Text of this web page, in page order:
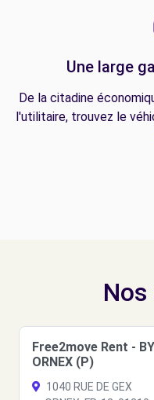
Une large
De la citadine
l'utilitaire, trouvez le
Free2move Rent -
ORNEX (P)
1040 RUE DE GEX